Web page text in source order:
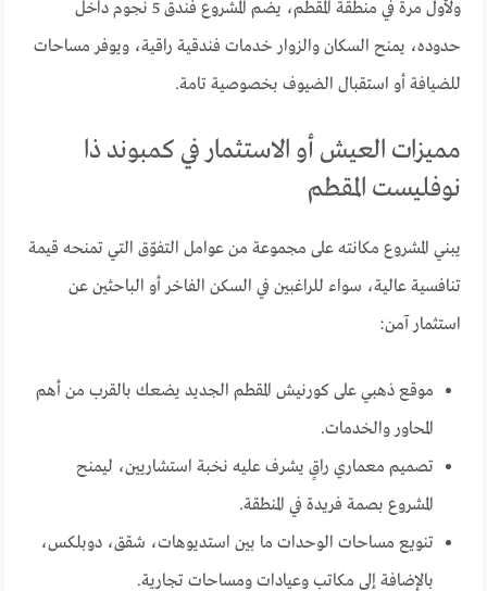
ولأول مرة في منطقة المقطم، يضم المشروع فندق 5 نجوم داخل
حدوده، يمنح السكان والزوار خدمات فندقية راقية، ويوفر مساحات
للضيافة أو استقبال الضيوف بخصوصية تامة.
مميزات العيش أو الاستثمار في كمبوند ذا
نوفليست المقطم
يبني المشروع مكانته على مجموعة من عوامل التفوّق التي تمنحه قيمة
تنافسية عالية، سواء للراغبين في السكن الفاخر أو الباحثين عن
استثمار آمن:
موقع ذهبي على كورنيش المقطم الجديد يضعك بالقرب من أهم
المحاور والخدمات.
تصميم معماري راقٍ يشرف عليه نخبة استشاريين، ليمنح
المشروع بصمة فريدة في المنطقة.
تنويع مساحات الوحدات ما بين استديوهات، شقق، دوبلكس،
بالإضافة إلى مكاتب وعيادات ومساحات تجارية.